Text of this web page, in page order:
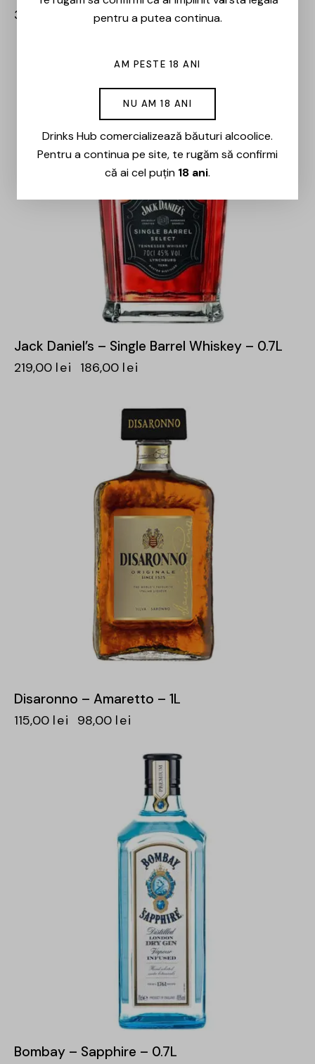
36,00 25,00lei
Jack Daniel’s – Single Barrel Whiskey – 0.7L
219,00 lei 186,00 lei
Disaronno – Amaretto – 1L
115,00 lei 98,00 lei
Bombay – Sapphire – 0.7L
pentru a putea continua.
AM PESTE 18 ANI
NU AM 18 ANI
Drinks Hub comercializează băuturi alcoolice.
Pentru a continua pe site, te rugăm să confirmi
că ai cel puțin 18 ani.